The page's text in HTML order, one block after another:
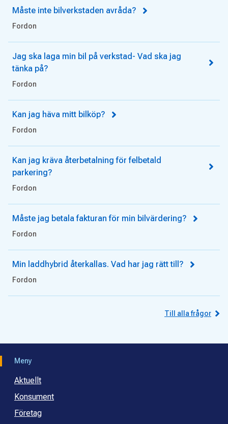
Måste inte bilverkstaden avråda?
Fordon
Jag ska laga min bil på verkstad- Vad ska jag
tänka på?
Fordon
Kan jag häva mitt bilköp?
Fordon
Kan jag kräva återbetalning för felbetald
parkering?
Fordon
Måste jag betala fakturan för min bilvärdering?
Fordon
Min laddhybrid återkallas. Vad har jag rätt till?
Fordon
Till alla frågor
Meny
Aktuellt
Konsument
Företag